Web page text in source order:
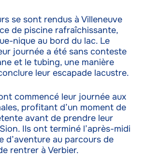
se sont rendus à Villeneuve
de piscine rafraîchissante,
nique au bord du lac. Le
journée a été sans conteste
et le tubing, une manière
leur escapade lacustre.
commencé leur journée aux
profitant d’un moment de
avant de prendre leur
Ils ont terminé l’après-midi
d’aventure au parcours de
rentrer à Verbier.